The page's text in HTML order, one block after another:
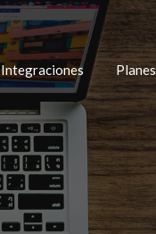
Integraciones Planes